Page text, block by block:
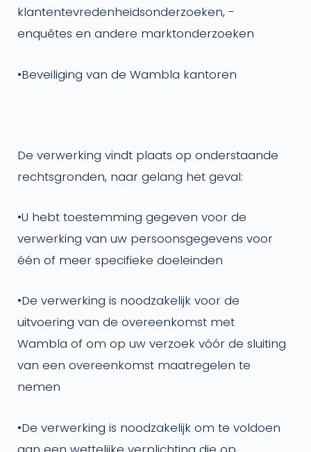
klantentevredenheidsonderzoeken, -
enquêtes en andere marktonderzoeken
•Beveiliging van de Wambla kantoren
De verwerking vindt plaats op onderstaande
rechtsgronden, naar gelang het geval:
•U hebt toestemming gegeven voor de
verwerking van uw persoonsgegevens voor
één of meer specifieke doeleinden
•De verwerking is noodzakelijk voor de
uitvoering van de overeenkomst met
Wambla of om op uw verzoek vóór de sluiting
van een overeenkomst maatregelen te
nemen
•De verwerking is noodzakelijk om te voldoen